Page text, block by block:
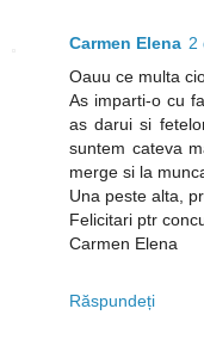
Carmen Elena 2
Oauu ce multa
As imparti-o cu
as darui si
suntem cateva
merge si la
Una peste alta,
Felicitari ptr
Carmen Elena
Răspundeți